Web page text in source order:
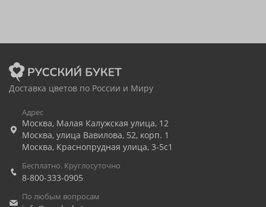
Доставка цветов по России и Миру
Адрес
Москва, Малая Калужская улица, 12
Москва, улица Вавилова, 52, корп. 1
Москва, Краснопрудная улица, 3-5с1
Бесплатно. Круглосуточно
8-800-333-0905
По любым вопросам